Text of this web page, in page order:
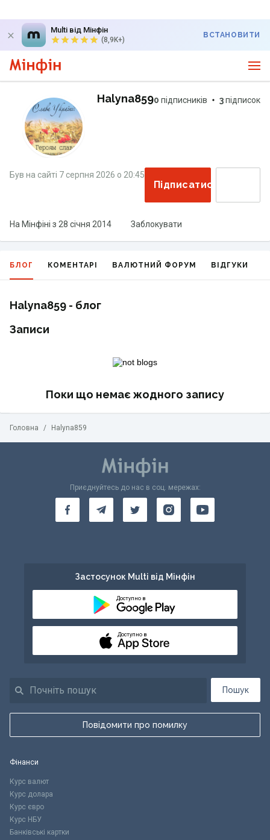
Multi від Мінфін
(8,9K+)
ВСТАНОВИТИ
Halyna8590 підписників 3підписок
Був на сайті 7 серпня 2026 о 20:45
Підписатися
На Мінфіні з 28 січня 2014 Заблокувати
БЛОГ КОМЕНТАРІ ВАЛЮТНИЙ ФОРУМ ВІДГУКИ
Halyna859 - блог
Записи
Поки що немає жодного запису
Головна / Halyna859
Пошук
Повідомити про помилку
Приєднуйтесь до нас в соц. мережах:
Застосунок Multi від Мінфін
Доступно в
Доступно в
Фінанси
Курс валют
Курс долара
Курс євро
Курс НБУ
Банківські картки